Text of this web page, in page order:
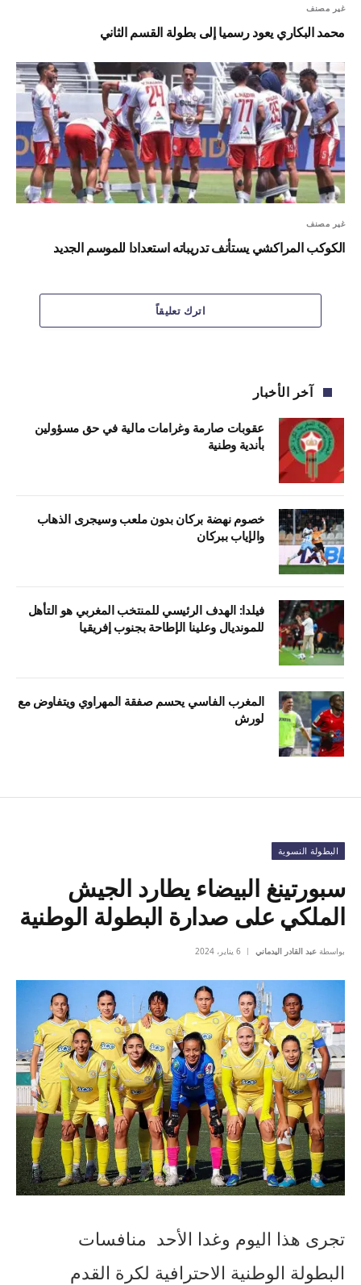
غير مصنف
محمد البكاري يعود رسميا إلى بطولة القسم الثاني
غير مصنف
الكوكب المراكشي يستأنف تدريباته استعدادا للموسم الجديد
اترك تعليقاً
آخر الأخبار
عقوبات صارمة وغرامات مالية في حق مسؤولين
بأندية وطنية
خصوم نهضة بركان بدون ملعب وسيجرى الذهاب
والإياب ببركان
فيلدا: الهدف الرئيسي للمنتخب المغربي هو التأهل
للمونديال وعلينا الإطاحة بجنوب إفريقيا
المغرب الفاسي يحسم صفقة المهراوي ويتفاوض مع
لورش
البطولة النسوية
سبورتينغ البيضاء يطارد الجيش
الملكي على صدارة البطولة الوطنية
بواسطة عبد القادر اليدماني 6 يناير، 2024
تجرى هذا اليوم وغدا الأحد منافسات
البطولة الوطنية الاحترافية لكرة القدم